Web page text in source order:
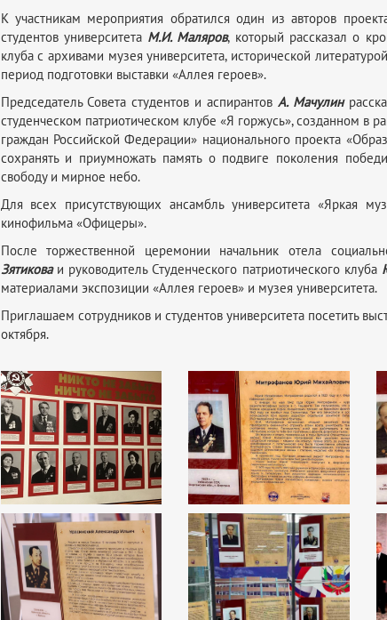
К участникам мероприятия обратился один из авторов
студентов университета М.И. Маляров, который рассказал о
клуба с архивами музея университета, исторической
период подготовки выставки «Аллея героев».
Председатель Совета студентов и аспирантовА. Мачулин
студенческом патриотическом клубе «Я горжусь», созданном в
граждан Российской Федерации» национального проекта
сохранять и приумножать память о подвиге поколения
свободу и мирное небо.
Для всех присутствующих ансамбль университета «Яркая
кинофильма «Офицеры».
После торжественной церемонии начальник отела
Зятиковаи руководитель Студенческого патриотического клуба
материалами экспозиции «Аллея героев» и музея университета.
Приглашаем сотрудников и студентов университета посетить
октября.